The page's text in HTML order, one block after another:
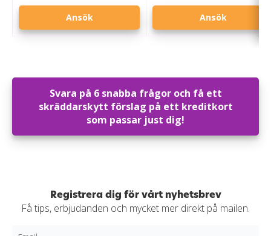
Ansök Ansök
Svara på 6 snabba frågor och få ett
skräddarskytt förslag på ett kreditkort
som passar just dig!
Registrera dig för vårt nyhetsbrev
Få tips, erbjudanden och mycket mer direkt på mailen.